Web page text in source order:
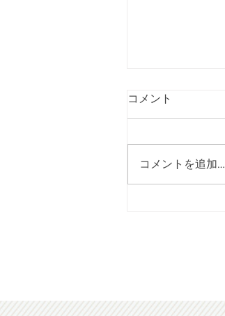
コメント
コメントを追加…